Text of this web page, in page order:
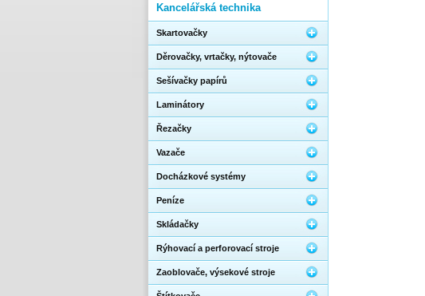
Kancelářská technika
Skartovačky
Děrovačky, vrtačky, nýtovače
Sešívačky papírů
Laminátory
Řezačky
Vazače
Docházkové systémy
Peníze
Skládačky
Rýhovací a perforovací stroje
Zaoblovače, výsekové stroje